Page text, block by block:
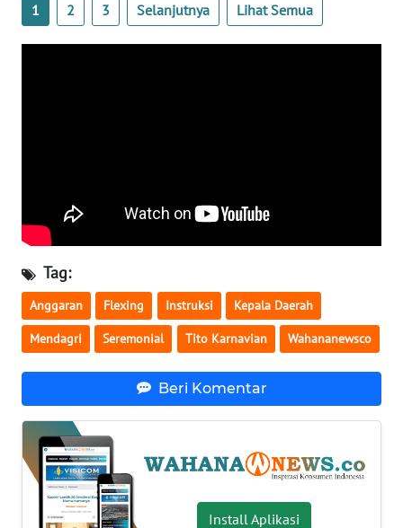
1 2 3 Selanjutnya Lihat Semua
Tag:
Anggaran Flexing Instruksi Kepala Daerah
Mendagri Seremonial Tito Karnavian Wahananewsco
Beri Komentar
Install Aplikasi
PAPUA
BARAT
WN
JAMBI
WN
SULTRA
SULTENG
WN
SULBAR